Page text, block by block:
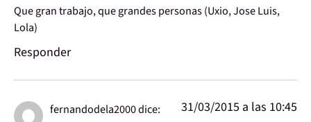
Que gran trabajo, que grandes personas (Uxio, Jose Luis,
Lola)
Responder
fernandodela2000dice: 31/03/2015 a las 10:45